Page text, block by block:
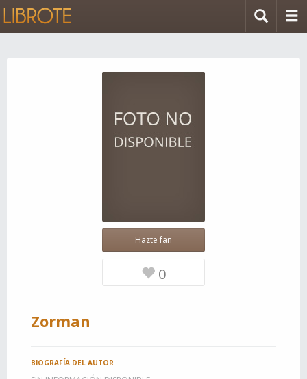
Hazte fan
0
Zorman
BIOGRAFÍA DEL AUTOR